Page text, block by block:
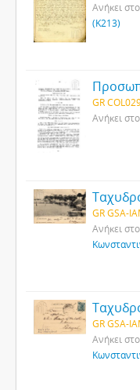
Ανήκει
(Κ213)
GR
Ανήκει
GR GSA-
Ανήκει
GR GSA-
Ανήκει